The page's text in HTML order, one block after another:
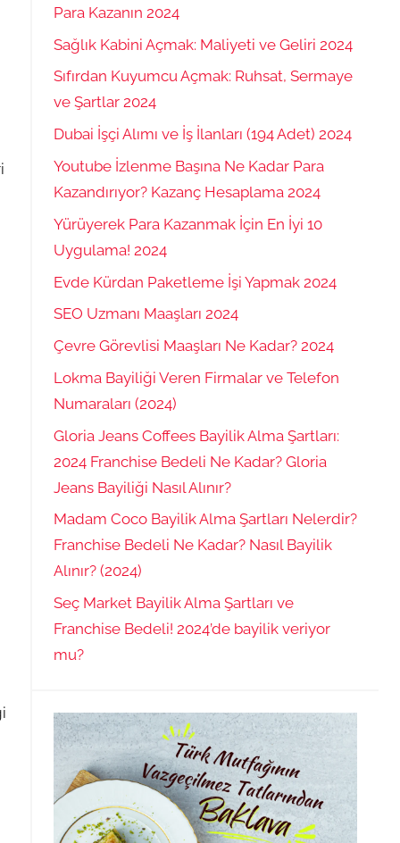
Para Kazanın 2024
Sağlık Kabini Açmak: Maliyeti ve Geliri 2024
Sıfırdan Kuyumcu Açmak: Ruhsat, Sermaye
ve Şartlar 2024
Dubai İşçi Alımı ve İş İlanları (194 Adet) 2024
Youtube İzlenme Başına Ne Kadar Para
Kazandırıyor? Kazanç Hesaplama 2024
Yürüyerek Para Kazanmak İçin En İyi 10
Uygulama! 2024
Evde Kürdan Paketleme İşi Yapmak 2024
SEO Uzmanı Maaşları 2024
Çevre Görevlisi Maaşları Ne Kadar? 2024
Lokma Bayiliği Veren Firmalar ve Telefon
Numaraları (2024)
Gloria Jeans Coffees Bayilik Alma Şartları:
2024 Franchise Bedeli Ne Kadar? Gloria
Jeans Bayiliği Nasıl Alınır?
Madam Coco Bayilik Alma Şartları Nelerdir?
Franchise Bedeli Ne Kadar? Nasıl Bayilik
Alınır? (2024)
Seç Market Bayilik Alma Şartları ve
Franchise Bedeli! 2024’de bayilik veriyor
mu?